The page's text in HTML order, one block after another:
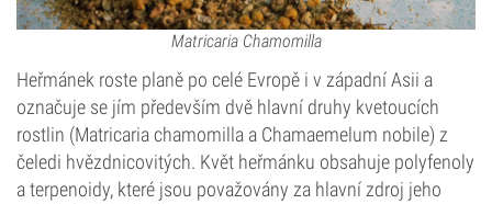
Matricaria Chamomilla
Heřmánek roste planě po celé Evropě i v západní Asii a
označuje se jím především dvě hlavní druhy kvetoucích
rostlin (Matricaria chamomilla a Chamaemelum nobile) z
čeledi hvězdnicovitých. Květ heřmánku obsahuje polyfenoly
a terpenoidy, které jsou považovány za hlavní zdroj jeho